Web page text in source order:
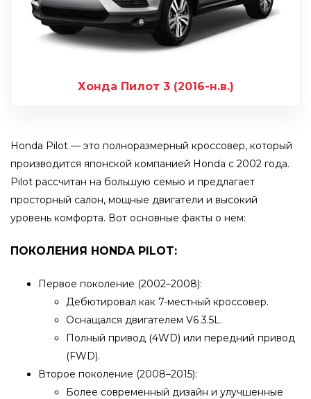
Хонда Пилот 3 (2016-н.в.)
Honda Pilot — это полноразмерный кроссовер, который
производится японской компанией Honda с 2002 года.
Pilot рассчитан на большую семью и предлагает
просторный салон, мощные двигатели и высокий
уровень комфорта. Вот основные факты о нем:
ПОКОЛЕНИЯ HONDA PILOT:
Первое поколение (2002–2008):
Дебютировал как 7-местный кроссовер.
Оснащался двигателем V6 3.5L.
Полный привод (4WD) или передний привод
(FWD).
Второе поколение (2008–2015):
Более современный дизайн и улучшенные